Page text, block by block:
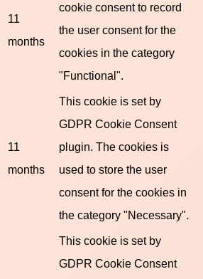
11
months
cookie consent to record
the user consent for the
cookies in the category
"Functional".
11
months
This cookie is set by
GDPR Cookie Consent
plugin. The cookies is
used to store the user
consent for the cookies in
the category "Necessary".
This cookie is set by
GDPR Cookie Consent